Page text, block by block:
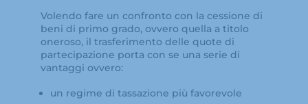
Volendo fare un confronto con la cessione di
beni di primo grado, ovvero quella a titolo
oneroso, il trasferimento delle quote di
partecipazione porta con se una serie di
vantaggi ovvero:
un regime di tassazione più favorevole